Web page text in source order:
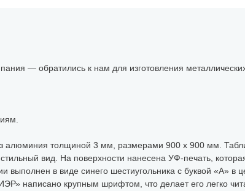
— обратились к нам для изготовления
алюминия толщиной 3 мм, размерами 900 х 900 мм.
вид. На поверхности нанесена УФ-печать,
выполнен в виде синего шестиугольника с буквой «А» в
написано крупным шрифтом, что делает его легко